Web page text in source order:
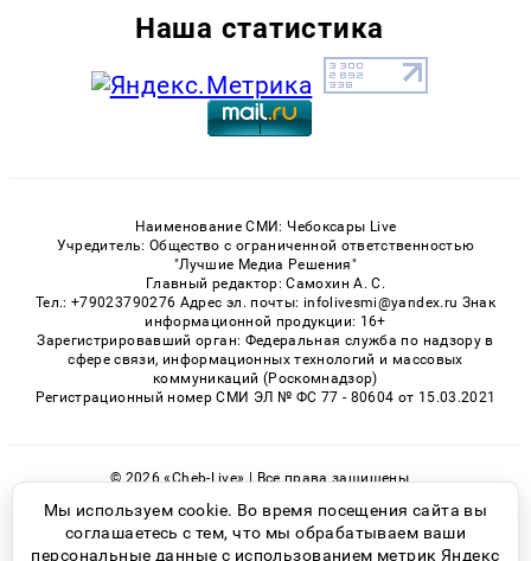
Наша статистика
Наименование СМИ: Чебоксары Live
Учредитель: Общество с ограниченной ответственностью
"Лучшие Медиа Решения"
Главный редактор: Самохин А. С.
Тел.: +79023790276 Адрес эл. почты: infolivesmi@yandex.ru Знак
информационной продукции: 16+
Зарегистрировавший орган: Федеральная служба по надзору в
сфере связи, информационных технологий и массовых
коммуникаций (Роскомнадзор)
Регистрационный номер СМИ ЭЛ № ФС 77 - 80604 от 15.03.2021
© 2026 «Cheb-Live» | Все права защищены
Возрастная категория сайта 16+
Политика конфиденциальности
Мы используем cookie. Во время посещения сайта вы
соглашаетесь с тем, что мы обрабатываем ваши
персональные данные с использованием метрик Яндекс